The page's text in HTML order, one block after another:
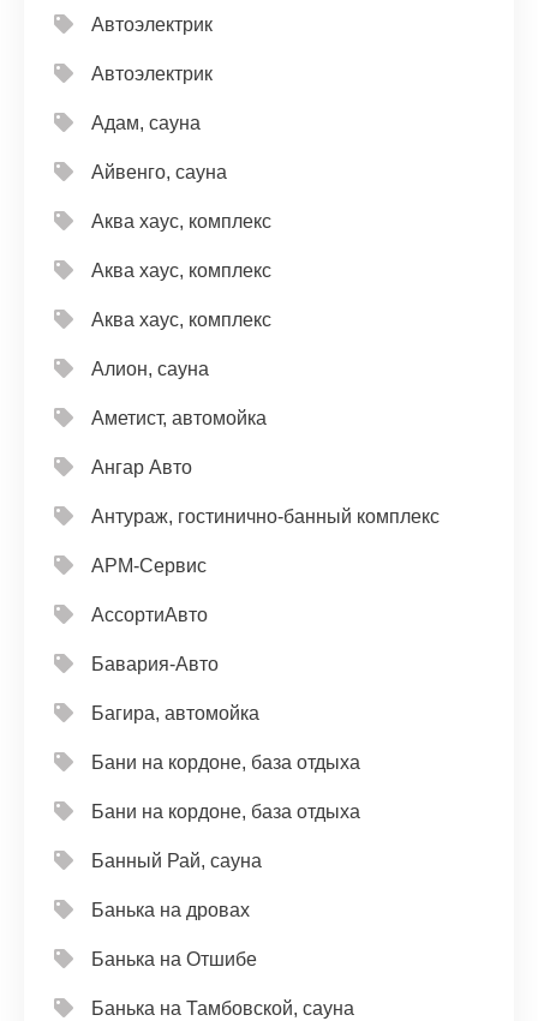
Автоэлектрик
Автоэлектрик
Адам, сауна
Айвенго, сауна
Аква хаус, комплекс
Аква хаус, комплекс
Аква хаус, комплекс
Алион, сауна
Аметист, автомойка
Ангар Авто
Антураж, гостинично-банный комплекс
АРМ-Сервис
АссортиАвто
Бавария-Авто
Багира, автомойка
Бани на кордоне, база отдыха
Бани на кордоне, база отдыха
Банный Рай, сауна
Банька на дровах
Банька на Отшибе
Банька на Тамбовской, сауна